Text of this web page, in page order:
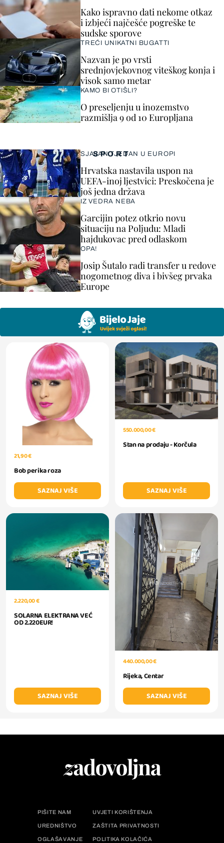
SPORT
SJAJAN TJEDAN U EUROPI
Hrvatska nastavila uspon na
UEFA-inoj ljestvici: Preskočena je
još jedna država
IZ VEDRA NEBA
Garcijin potez otkrio novu
situaciju na Poljudu: Mladi
hajdukovac pred odlaskom
OPA!
Josip Šutalo radi transfer u redove
nogometnog diva i bivšeg prvaka
Europe
Kako ispravno dati nekome otkaz
i izbjeći najčešće pogreške te
sudske sporove
TREĆI UNIKATNI BUGATTI
Nazvan je po vrsti
srednjovjekovnog viteškog konja i
visok samo metar
KAMO BI OTIŠLI?
O preseljenju u inozemstvo
razmišlja 9 od 10 Europljana
21,90 €
Bob perika roza
SAZNAJ VIŠE
550.000,00 €
Stan na prodaju - Korčula
SAZNAJ VIŠE
2.220,00 €
SOLARNA ELEKTRANA VEĆ
OD 2.220EUR!
SAZNAJ VIŠE
440.000,00 €
Rijeka, Centar
SAZNAJ VIŠE
PIŠITE NAM UVJETI KORIŠTENJA
UREDNIŠTVO ZAŠTITA PRIVATNOSTI
OGLAŠAVANJE POLITIKA KOLAČIĆA